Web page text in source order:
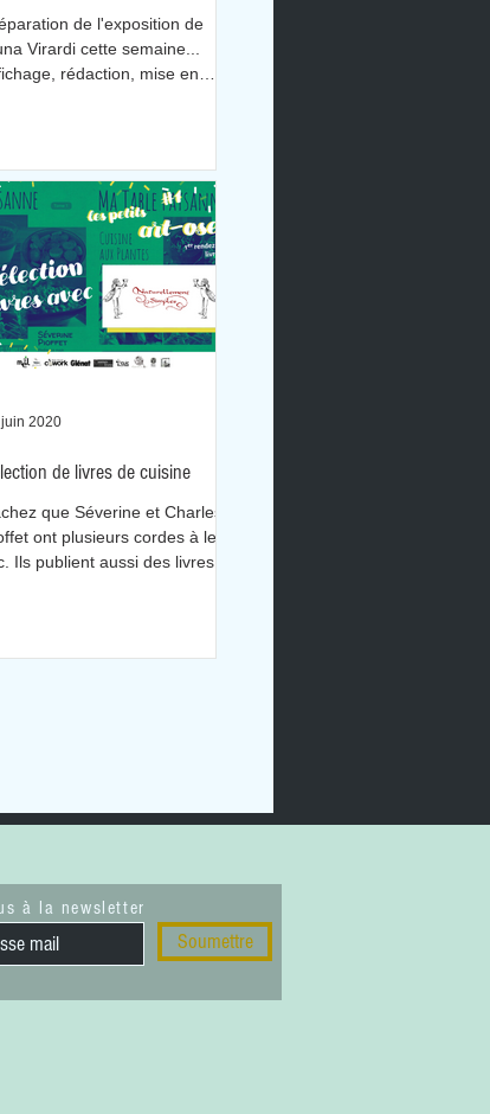
de l'exposition de
Virardi cette semaine...
rédaction, mise en
de livres de cuisine
que Séverine et Charles
ont plusieurs cordes à leur
Ils publient aussi des livres.
2020
à la newsletter
Soumettre